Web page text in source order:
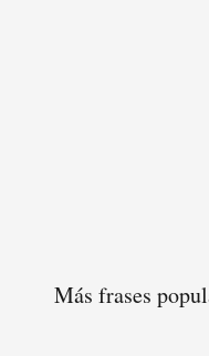
Más frases